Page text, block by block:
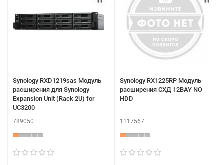
Synology RXD1219sas Модуль
расширения для Synology
Expansion Unit (Rack 2U) for
UC3200
789050
Synology RX1225RP Модуль
расширения СХД 12BAY NO
HDD
1117567